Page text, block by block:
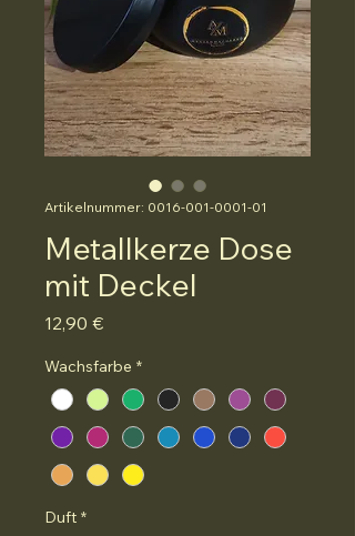
Artikelnummer: 0016-001-0001-01
Metallkerze Dose
mit Deckel
12,90 €Preis
Wachsfarbe *
Duft *